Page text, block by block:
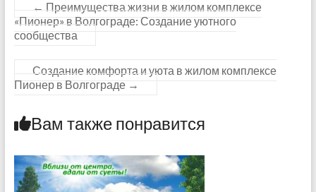
← Преимущества жизни в жилом комплексе
«Пионер» в Волгограде: Создание уютного
сообщества
Создание комфорта и уюта в жилом комплексе
Пионер в Волгограде →
Вам также понравится